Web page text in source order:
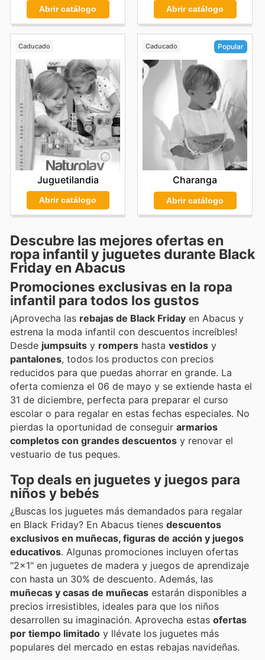
Abrir catálogo Abrir catálogo
Caducado
Juguetilandia
Abrir catálogo
Caducado Popular
Charanga
Abrir catálogo
Descubre las mejores ofertas en
ropa infantil y juguetes durante Black
Friday en Abacus
Promociones exclusivas en la ropa
infantil para todos los gustos
¡Aprovecha las rebajas de Black Friday en Abacus y
estrena la moda infantil con descuentos increíbles!
Desde jumpsuits y rompers hasta vestidos y
pantalones, todos los productos con precios
reducidos para que puedas ahorrar en grande. La
oferta comienza el 06 de mayo y se extiende hasta el
31 de diciembre, perfecta para preparar el curso
escolar o para regalar en estas fechas especiales. No
pierdas la oportunidad de conseguir armarios
completos con grandes descuentos y renovar el
vestuario de tus peques.
Top deals en juguetes y juegos para
niños y bebés
¿Buscas los juguetes más demandados para regalar
en Black Friday? En Abacus tienes descuentos
exclusivos en muñecas, figuras de acción y juegos
educativos. Algunas promociones incluyen ofertas
"2x1" en juguetes de madera y juegos de aprendizaje
con hasta un 30% de descuento. Además, las
muñecas y casas de muñecas estarán disponibles a
precios irresistibles, ideales para que los niños
desarrollen su imaginación. Aprovecha estas ofertas
por tiempo limitado y llévate los juguetes más
populares del mercado en estas rebajas navideñas.